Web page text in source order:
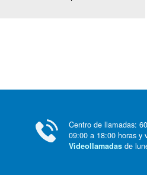
Centro de llamadas:
09:00 a 18:00 horas y
Videollamadas de